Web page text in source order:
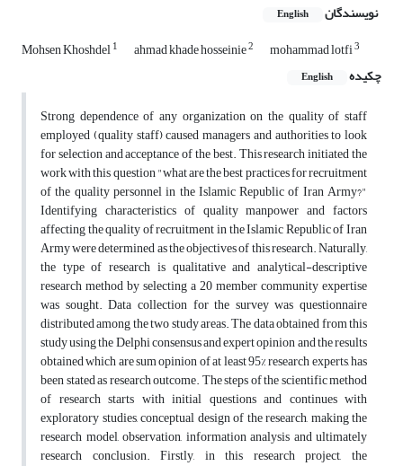
نویسندگان English
Mohsen Khoshdel1 ahmad khade hosseinie2 mohammad lotfi3
چکیده English
Strong dependence of any organization on the quality of staff
employed (quality staff) caused managers and authorities to look
for selection and acceptance of the best. This research initiated the
work with this question "what are the best practices for recruitment
of the quality personnel in the Islamic Republic of Iran Army?"
Identifying characteristics of quality manpower and factors
affecting the quality of recruitment in the Islamic Republic of Iran
Army were determined as the objectives of this research. Naturally,
the type of research is qualitative and analytical-descriptive
research method by selecting a 20 member community expertise
was sought. Data collection for the survey was questionnaire
distributed among the two study areas. The data obtained from this
study using the Delphi consensus and expert opinion and the results
obtained which are sum opinion of at least 95% research experts, has
been stated as research outcome. The steps of the scientific method
of research starts with initial questions and continues with
exploratory studies, conceptual design of the research, making the
research model, observation, information analysis and ultimately
research conclusion. Firstly, in this research project, the